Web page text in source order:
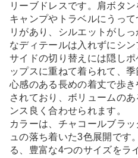
リーブドレスです。肩ボタ
キャンプやトラベルにうっ
リがあり、シルエットがし
なディテールは入れずにシン
サイドの切り替えには隠し
ップスに重ねて着られて、
心感のある長めの着丈で歩
されており、ボリュームの
ンス良く合わせられます。
カラーは、チャコールブラ
ュの落ち着いた3色展開です
る、豊富な4つのサイズをラ